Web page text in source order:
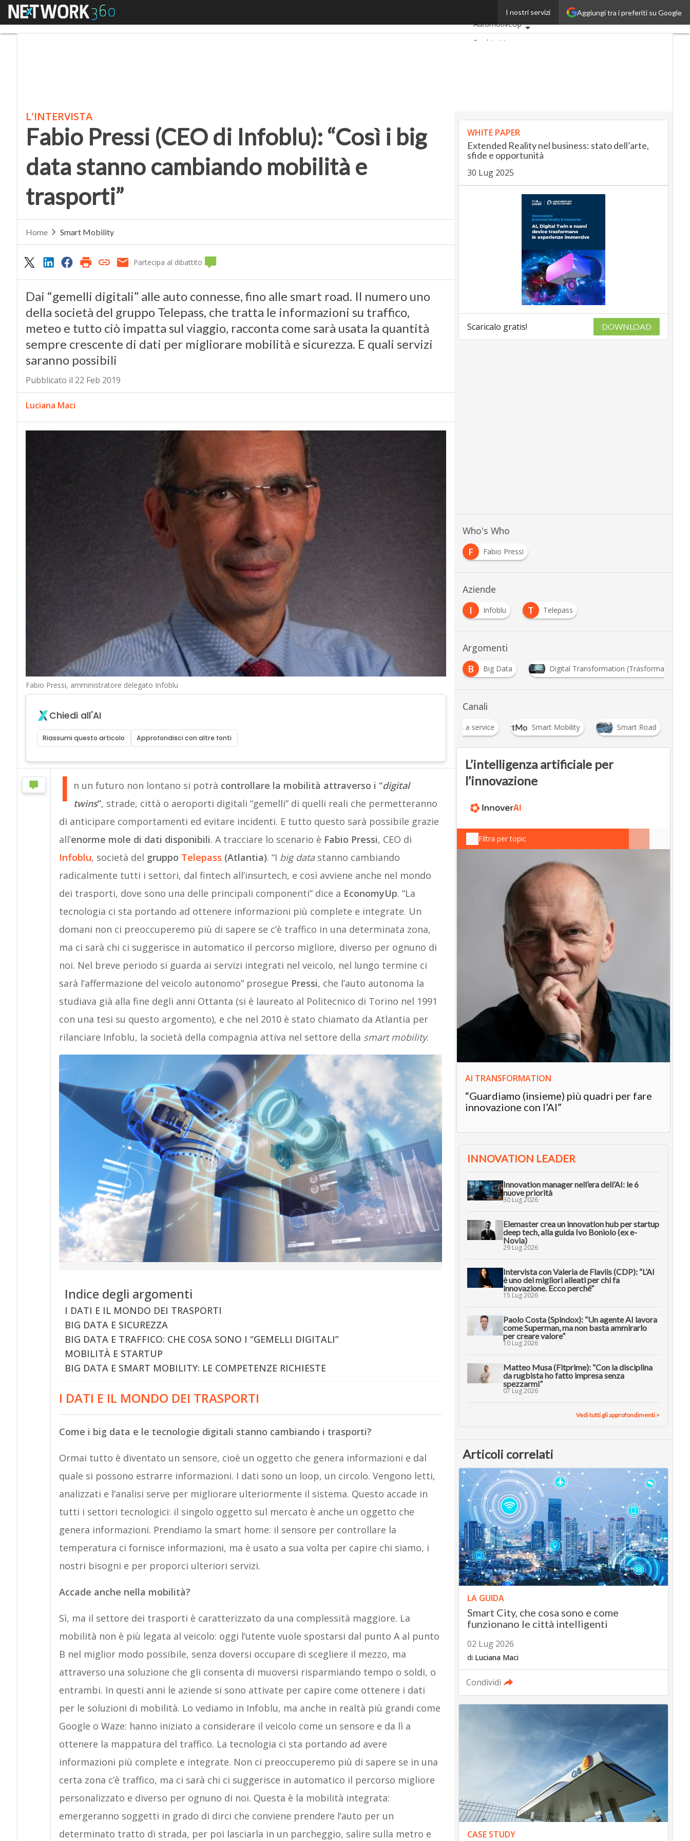
Aggiungi tra i preferiti su Google
I nostri servizi
Menu
Ultimi articoli
AutomotiveUp
BankingUp
L'INTERVISTA
Fabio Pressi (CEO di Infoblu): “Così i big
data stanno cambiando mobilità e
trasporti”
Home Smart Mobility
Partecipa al dibattito
Dai “gemelli digitali” alle auto connesse, fino alle smart road. Il numero uno
della società del gruppo Telepass, che tratta le informazioni su traffico,
meteo e tutto ciò impatta sul viaggio, racconta come sarà usata la quantità
sempre crescente di dati per migliorare mobilità e sicurezza. E quali servizi
saranno possibili
Pubblicato il 22 Feb 2019
Luciana Maci
Fabio Pressi, amministratore delegato Infoblu
Chiedi all'AI
Riassumi questo articolo Approfondisci con altre fonti
I n un futuro non lontano si potrà controllare la mobilità attraverso i “digital
twins”, strade, città o aeroporti digitali “gemelli” di quelli reali che permetteranno
di anticipare comportamenti ed evitare incidenti. E tutto questo sarà possibile grazie
all’enorme mole di dati disponibili. A tracciare lo scenario è Fabio Pressi, CEO di
Infoblu, società del gruppo Telepass (Atlantia). “I big datastanno cambiando
radicalmente tutti i settori, dal fintech all’insurtech, e così avviene anche nel mondo
dei trasporti, dove sono una delle principali componenti” dice a EconomyUp. “La
tecnologia ci sta portando ad ottenere informazioni più complete e integrate. Un
domani non ci preoccuperemo più di sapere se c’è traffico in una determinata zona,
ma ci sarà chi ci suggerisce in automatico il percorso migliore, diverso per ognuno di
noi. Nel breve periodo si guarda ai servizi integrati nel veicolo, nel lungo termine ci
sarà l’affermazione del veicolo autonomo” prosegue Pressi, che l’auto autonoma la
studiava già alla fine degli anni Ottanta (si è laureato al Politecnico di Torino nel 1991
con una tesi su questo argomento), e che nel 2010 è stato chiamato da Atlantia per
rilanciare Infoblu, la società della compagnia attiva nel settore della smart mobility.
Indice degli argomenti
I DATI E IL MONDO DEI TRASPORTI
BIG DATA E SICUREZZA
BIG DATA E TRAFFICO: CHE COSA SONO I “GEMELLI DIGITALI”
MOBILITÀ E STARTUP
BIG DATA E SMART MOBILITY: LE COMPETENZE RICHIESTE
I DATI E IL MONDO DEI TRASPORTI
Come i big data e le tecnologie digitali stanno cambiando i trasporti?
Ormai tutto è diventato un sensore, cioè un oggetto che genera informazioni e dal
quale si possono estrarre informazioni. I dati sono un loop, un circolo. Vengono letti,
analizzati e l’analisi serve per migliorare ulteriormente il sistema. Questo accade in
tutti i settori tecnologici: il singolo oggetto sul mercato è anche un oggetto che
genera informazioni. Prendiamo la smart home: il sensore per controllare la
temperatura ci fornisce informazioni, ma è usato a sua volta per capire chi siamo, i
nostri bisogni e per proporci ulteriori servizi.
Accade anche nella mobilità?
Sì, ma il settore dei trasporti è caratterizzato da una complessità maggiore. La
mobilità non è più legata al veicolo: oggi l’utente vuole spostarsi dal punto A al punto
B nel miglior modo possibile, senza doversi occupare di scegliere il mezzo, ma
attraverso una soluzione che gli consenta di muoversi risparmiando tempo o soldi, o
entrambi. In questi anni le aziende si sono attivate per capire come ottenere i dati
per le soluzioni di mobilità. Lo vediamo in Infoblu, ma anche in realtà più grandi come
Google o Waze: hanno iniziato a considerare il veicolo come un sensore e da lì a
ottenere la mappatura del traffico. La tecnologia ci sta portando ad avere
informazioni più complete e integrate. Non ci preoccuperemo più di sapere se in una
certa zona c’è traffico, ma ci sarà chi ci suggerisce in automatico il percorso migliore
personalizzato e diverso per ognuno di noi. Questa è la mobilità integrata:
emergeranno soggetti in grado di dirci che conviene prendere l’auto per un
determinato tratto di strada, per poi lasciarla in un parcheggio, salire sulla metro e
WHITE PAPER
Extended Reality nel business: stato dell’arte,
sfide e opportunità
30 Lug 2025
Scaricalo gratis! DOWNLOAD
Who's Who
F
Fabio Pressi
Aziende
I
Infoblu T
Telepass
Argomenti
Auto e trasformazione digitale B Big Data Digital Transformation (Trasformazione
Canali
Mobility as a service Smart Mobility
Smart Road
L’intelligenza artificiale per
l’innovazione
Filtra per topic
AI TRANSFORMATION
“Guardiamo (insieme) più quadri per fare
innovazione con l’AI”
INNOVATION LEADER
Innovation manager nell’era dell’AI: le 6
nuove priorità
30 Lug 2026
Elemaster crea un innovation hub per startup
deep tech, alla guida Ivo Boniolo (ex e-
Novia)
29 Lug 2026
Intervista con Valeria de Flaviis (CDP): “L’AI
è uno dei migliori alleati per chi fa
innovazione. Ecco perché”
15 Lug 2026
Paolo Costa (Spindox): “Un agente AI lavora
come Superman, ma non basta ammirarlo
per creare valore”
10 Lug 2026
Matteo Musa (Fitprime): “Con la disciplina
da rugbista ho fatto impresa senza
spezzarmi”
07 Lug 2026
Vedi tutti gli approfondimenti >
Articoli correlati
LA GUIDA
Smart City, che cosa sono e come
funzionano le città intelligenti
02 Lug 2026
di Luciana Maci
Condividi
CASE STUDY